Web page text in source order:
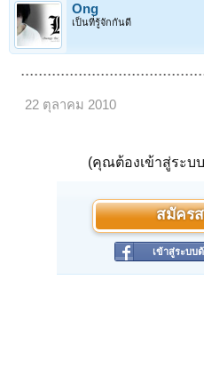
Ong
เป็นที่รู้จักกันดี
22 ตุลาคม 2010
(คุณต้องเข้าสู่ระบ
สมัคร
เข้าสู่ระบบ